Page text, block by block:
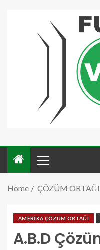
Home ÇÖZÜM ORTAĞI
AMERİKA ÇÖZÜM ORTAĞI
A.B.D